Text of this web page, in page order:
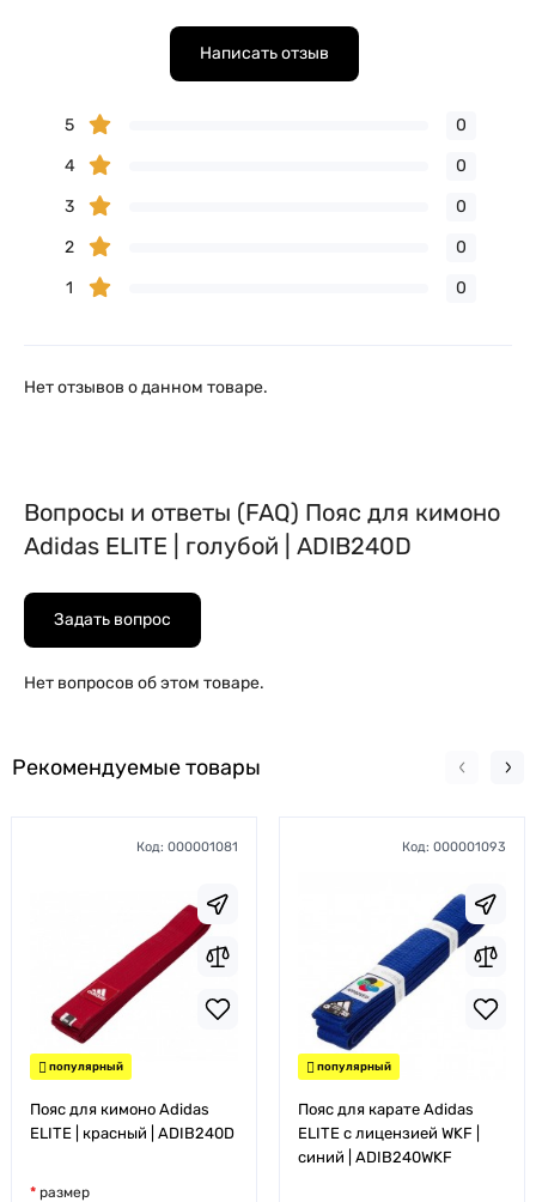
Написать отзыв
5
0
4
0
3
0
2
0
1
0
Нет отзывов о данном товаре.
Вопросы и ответы (FAQ) Пояс для кимоно
Adidas ELITE | голубой | ADIB240D
Задать вопрос
Нет вопросов об этом товаре.
Рекомендуемые товары
Код: 000001081
популярный
Пояс для кимоно Adidas
ELITE | красный | ADIB240D
размер
Код: 000001093
популярный
Пояс для карате Adidas
ELITE с лицензией WKF |
синий | ADIB240WKF